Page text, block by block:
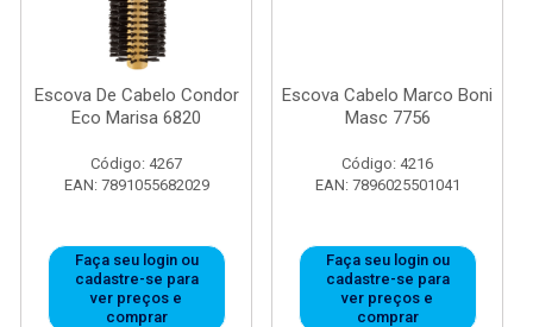
Escova De Cabelo Condor
Eco Marisa 6820
Código: 4267
EAN: 7891055682029
Faça seu login ou
cadastre-se para
ver preços e
comprar
Escova Cabelo Marco Boni
Masc 7756
Código: 4216
EAN: 7896025501041
Faça seu login ou
cadastre-se para
ver preços e
comprar